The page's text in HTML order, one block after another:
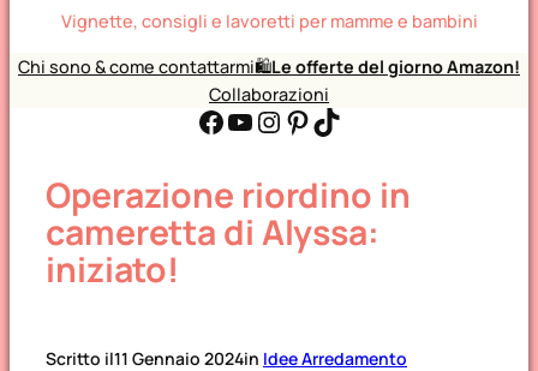
Vignette, consigli e lavoretti per mamme e bambini
Chi sono & come contattarmi🛍️Le offerte del giorno Amazon!
Collaborazioni
Facebook YouTube Instagram Pinterest TikTok
Operazione riordino in
cameretta di Alyssa:
iniziato!
Scritto il11 Gennaio 2024in Idee Arredamento